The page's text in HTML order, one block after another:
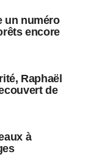
un numéro
encore
Raphaël
de
à